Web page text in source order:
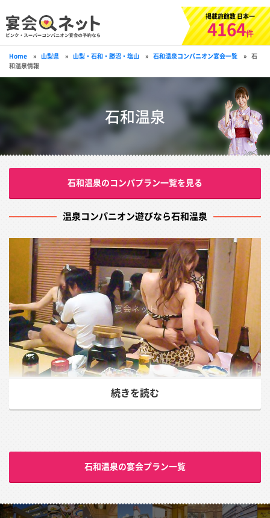
掲載旅館数 日本一
4164件
Home » 山梨県 » 山梨・石和・勝沼・塩山 » 石和温泉コンパニオン宴会一覧 » 石
和温泉情報
石和温泉
石和温泉のコンパプラン一覧を見る
温泉コンパニオン遊びなら石和温泉
コンパニオンなしでは語れない石和温泉
石和温泉とは
続きを読む
石和温泉の宴会プラン一覧